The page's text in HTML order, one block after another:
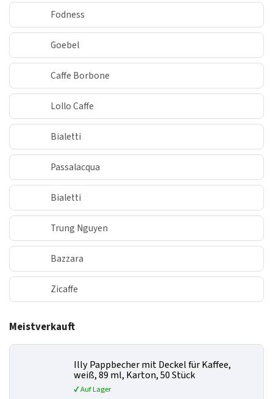
Fodness
Goebel
Caffe Borbone
Lollo Caffe
Bialetti
Passalacqua
Bialetti
Trung Nguyen
Bazzara
Zicaffe
Meistverkauft
Illy Pappbecher mit Deckel für Kaffee,
weiß, 89 ml, Karton, 50 Stück
✔ Auf Lager